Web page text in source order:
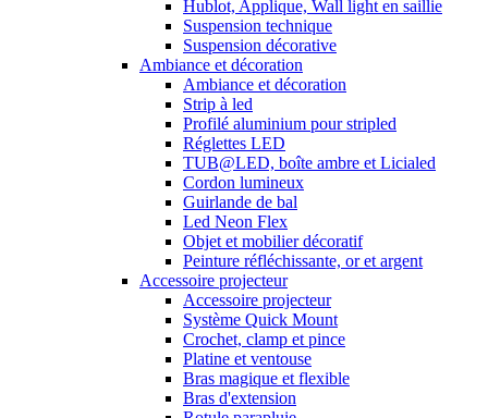
Hublot, Applique, Wall light en saillie
Suspension technique
Suspension décorative
Ambiance et décoration
Ambiance et décoration
Strip à led
Profilé aluminium pour stripled
Réglettes LED
TUB@LED, boîte ambre et Licialed
Cordon lumineux
Guirlande de bal
Led Neon Flex
Objet et mobilier décoratif
Peinture réfléchissante, or et argent
Accessoire projecteur
Accessoire projecteur
Système Quick Mount
Crochet, clamp et pince
Platine et ventouse
Bras magique et flexible
Bras d'extension